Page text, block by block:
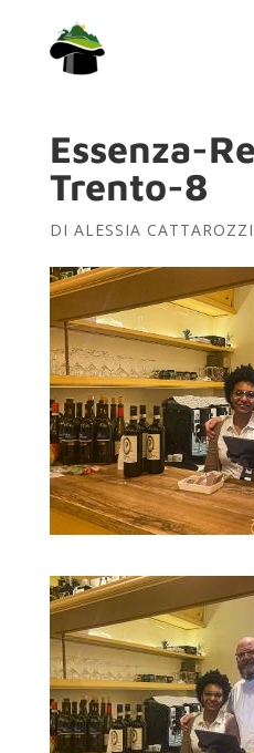
Essenza-
Trento-8
DI ALESSIA CATTAROZZI